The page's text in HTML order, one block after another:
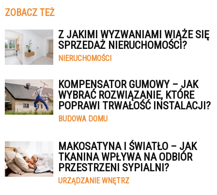
ZOBACZ TEŻ
Z JAKIMI WYZWANIAMI WIĄŻE SIĘ
SPRZEDAŻ NIERUCHOMOŚCI?
NIERUCHOMOŚCI
KOMPENSATOR GUMOWY – JAK
WYBRAĆ ROZWIĄZANIE, KTÓRE
POPRAWI TRWAŁOŚĆ INSTALACJI?
BUDOWA DOMU
MAKOSATYNA I ŚWIATŁO – JAK
TKANINA WPŁYWA NA ODBIÓR
PRZESTRZENI SYPIALNI?
URZĄDZANIE WNĘTRZ